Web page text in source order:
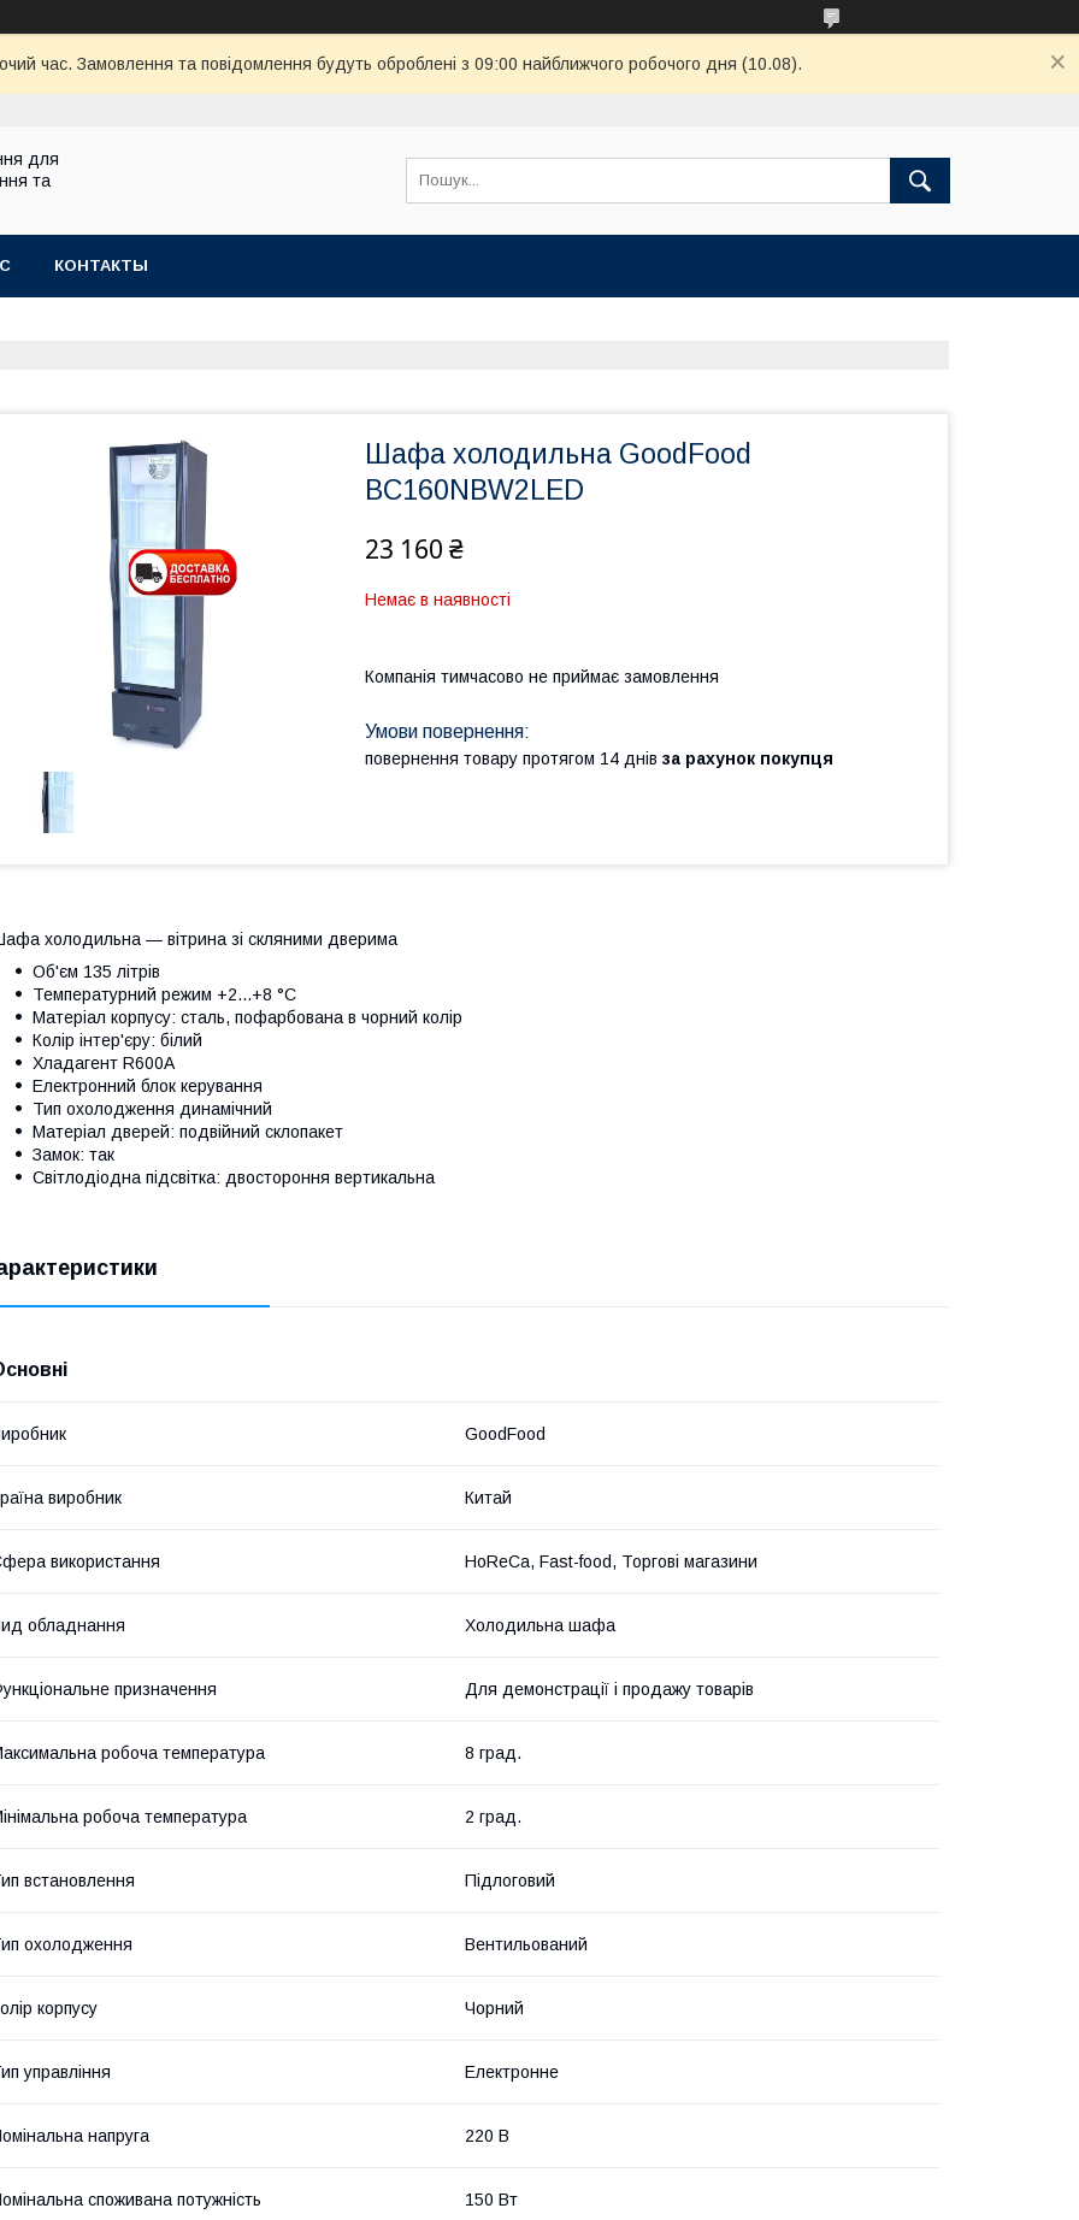
час. Замовлення та повідомлення будуть оброблені з 09:00 найближчого робочого дня (10.08).
для
та
КОНТАКТЫ
Шафа холодильна GoodFood
BC160NBW2LED
23 160 ₴
Немає в наявності
Компанія тимчасово не приймає замовлення
повернення товару протягом 14 днів за рахунок покупця
холодильна — вітрина зі скляними дверима
Об'єм 135 літрів
Температурний режим +2...+8 °C
Матеріал корпусу: сталь, пофарбована в чорний колір
Колір інтер'єру: білий
Хладагент R600A
Електронний блок керування
Тип охолодження динамічний
Матеріал дверей: подвійний склопакет
Замок: так
Світлодіодна підсвітка: двостороння вертикальна
GoodFood
виробник Китай
використання HoReCa, Fast-food, Торгові магазини
обладнання Холодильна шафа
призначення Для демонстрації і продажу товарів
робоча температура 8 град.
робоча температура 2 град.
встановлення Підлоговий
охолодження Вентильований
корпусу Чорний
управління Електронне
напруга 220 В
споживана потужність 150 Вт